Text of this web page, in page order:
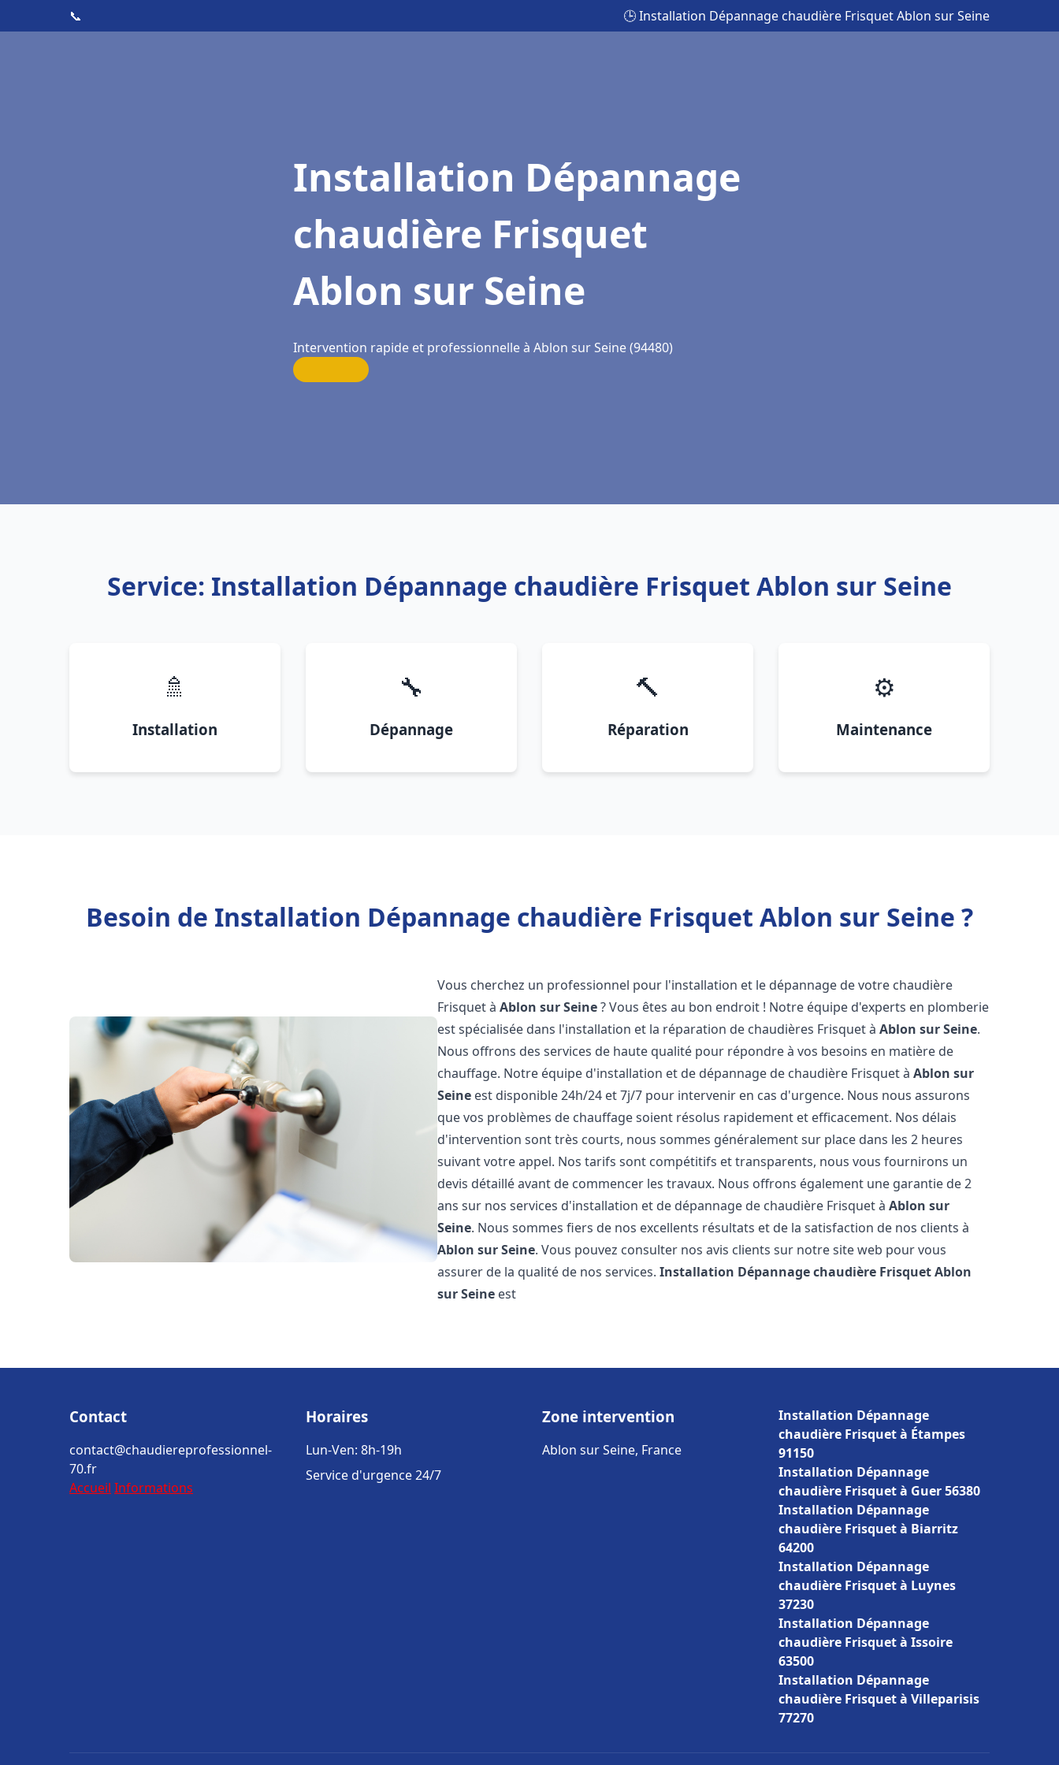
📞 🕒 Installation Dépannage chaudière Frisquet Ablon sur Seine
Installation Dépannage
chaudière Frisquet
Ablon sur Seine
Intervention rapide et professionnelle à Ablon sur Seine (94480)
Service: Installation Dépannage chaudière Frisquet Ablon sur Seine
🚿
Installation
🔧
Dépannage
🔨
Réparation
⚙️
Maintenance
Besoin de Installation Dépannage chaudière Frisquet Ablon sur Seine ?
Vous cherchez un professionnel pour l'installation et le dépannage de votre chaudière
Frisquet àAblon sur Seine? Vous êtes au bon endroit ! Notre équipe d'experts en plomberie
est spécialisée dans l'installation et la réparation de chaudières Frisquet àAblon sur Seine.
Nous offrons des services de haute qualité pour répondre à vos besoins en matière de
chauffage. Notre équipe d'installation et de dépannage de chaudière Frisquet àAblon sur
Seine est disponible 24h/24 et 7j/7 pour intervenir en cas d'urgence. Nous nous assurons
que vos problèmes de chauffage soient résolus rapidement et efficacement. Nos délais
d'intervention sont très courts, nous sommes généralement sur place dans les 2 heures
suivant votre appel. Nos tarifs sont compétitifs et transparents, nous vous fournirons un
devis détaillé avant de commencer les travaux. Nous offrons également une garantie de 2
ans sur nos services d'installation et de dépannage de chaudière Frisquet àAblon sur
Seine. Nous sommes fiers de nos excellents résultats et de la satisfaction de nos clients à
Ablon sur Seine. Vous pouvez consulter nos avis clients sur notre site web pour vous
assurer de la qualité de nos services.Installation Dépannage chaudière FrisquetAblon
sur Seine est
Contact
contact@chaudiereprofessionnel-
70.fr
Accueil Informations
Horaires
Lun-Ven: 8h-19h
Service d'urgence 24/7
Zone intervention
Ablon sur Seine, France
Installation Dépannage
chaudière Frisquet à Étampes
91150
Installation Dépannage
chaudière Frisquet à Guer 56380
Installation Dépannage
chaudière Frisquet à Biarritz
64200
Installation Dépannage
chaudière Frisquet à Luynes
37230
Installation Dépannage
chaudière Frisquet à Issoire
63500
Installation Dépannage
chaudière Frisquet à Villeparisis
77270